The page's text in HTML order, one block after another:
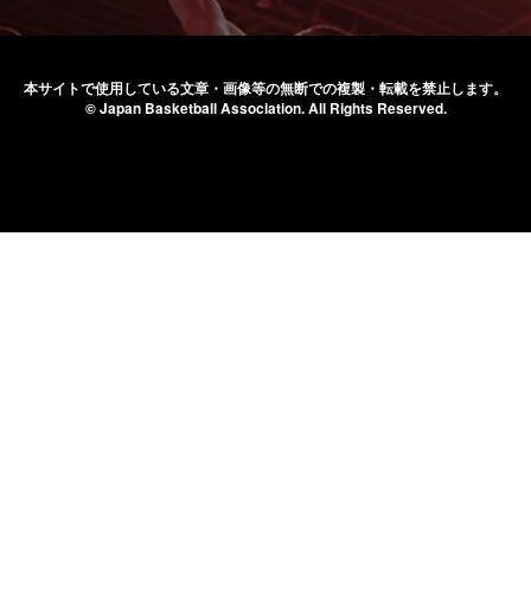
本サイトで使用している文章・画像等の無断での複製・転載を禁止します。
© Japan Basketball Association.All Rights Reserved.